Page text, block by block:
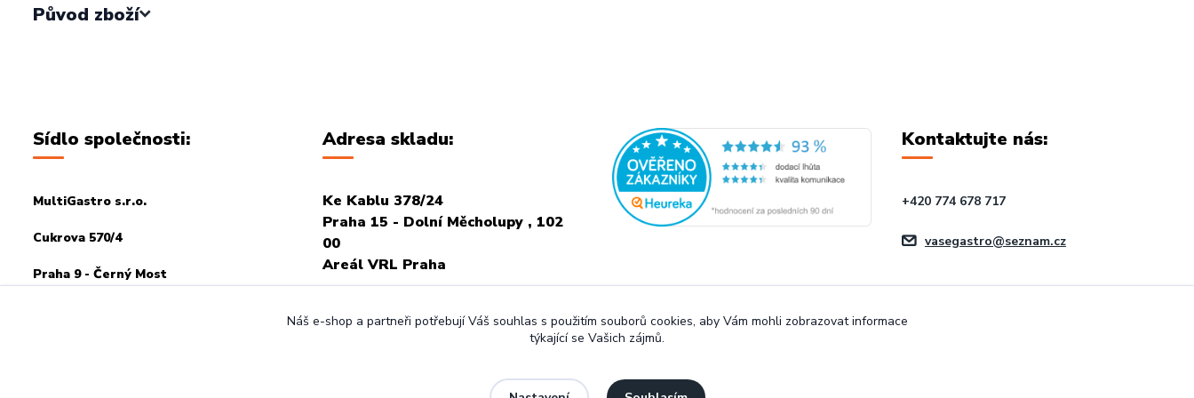
Původ zboží
Sídlo společnosti:
MultiGastro s.r.o.
Cukrova 570/4
Praha 9 - Černý Most
Adresa skladu:
Ke Kablu 378/24
Praha 15 - Dolní Měcholupy , 102
00
Areál VRL Praha
POTŘEBA VOLAT PŘEDEM
Kontaktujte nás:
+420 774 678 717
vasegastro@seznam.cz
Náš e-shop a partneři potřebují Váš souhlas s použitím souborů cookies, aby Vám mohli zobrazovat informace
týkající se Vašich zájmů.